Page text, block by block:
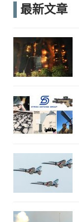
c
o
k
e
最新文章